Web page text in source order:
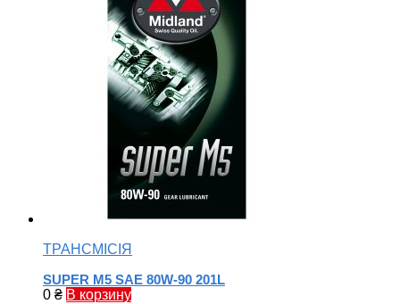
ТРАНСМІСІЯ
SUPER M5 SAE 80W-90 201L
0 ₴ В корзину